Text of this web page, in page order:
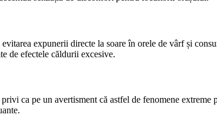
expunerii directe la soare în orele de vârf și
de efectele căldurii excesive.
ca pe un avertisment că astfel de fenomene